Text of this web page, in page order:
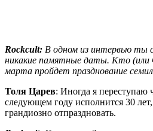
Rockcult: В одном из интервью ты
никакие памятные даты. Кто (или
марта пройдет празднование
Толя Царев: Иногда я переступаю
следующем году исполнится 30
грандиозно отпраздновать.